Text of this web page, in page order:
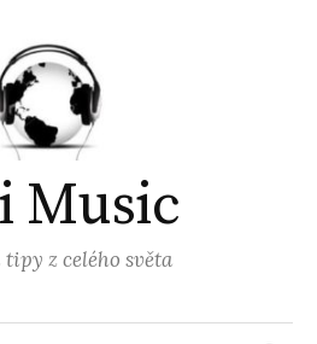
Music
z celého světa